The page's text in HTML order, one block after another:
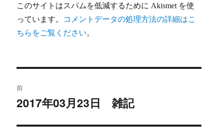
このサイトはスパムを低減するために Akismet を使
っています。 コメントデータの処理方法の詳細はこ
ちらをご覧ください。
稿
前
過
2017年03月23日 雑記